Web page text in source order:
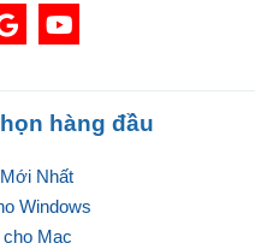
hàng đầu
Nhất
Windows
Mac